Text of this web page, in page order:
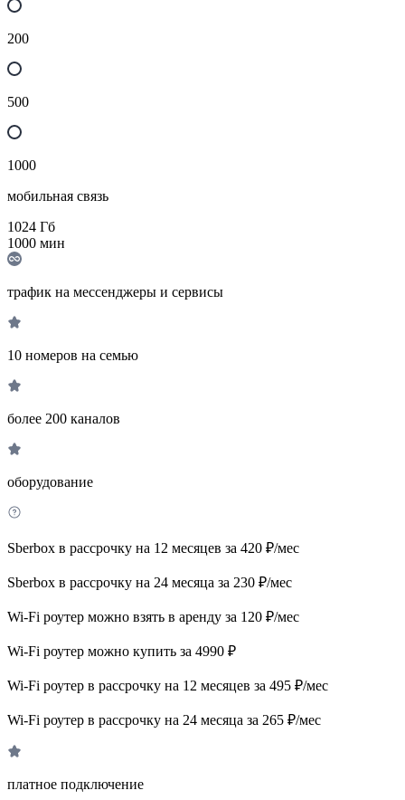
200
500
1000
мобильная связь
1024 Гб
1000 мин
трафик на мессенджеры и сервисы
10 номеров на семью
более 200 каналов
оборудование
Sberbox в рассрочку на 12 месяцев за 420 ₽/мес
Sberbox в рассрочку на 24 месяца за 230 ₽/мес
Wi-Fi роутер можно взять в аренду за 120 ₽/мес
Wi-Fi роутер можно купить за 4990 ₽
Wi-Fi роутер в рассрочку на 12 месяцев за 495 ₽/мес
Wi-Fi роутер в рассрочку на 24 месяца за 265 ₽/мес
платное подключение